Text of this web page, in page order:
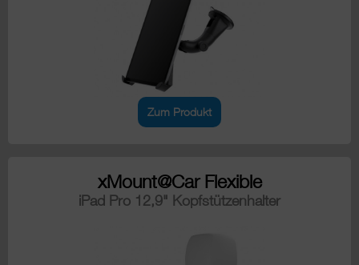
Zum Produkt
xMount@Car Flexible
iPad Pro 12,9" Kopfstützenhalter